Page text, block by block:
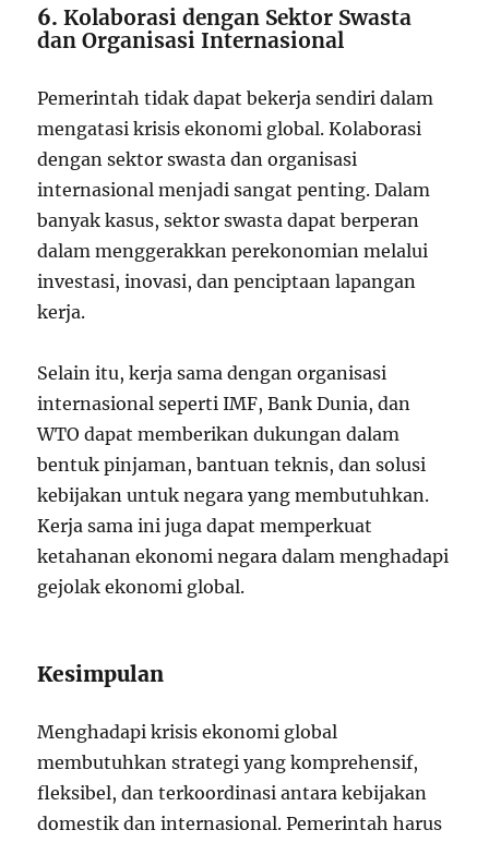
6.Kolaborasi dengan Sektor Swasta
dan Organisasi Internasional
Pemerintah tidak dapat bekerja sendiri dalam
mengatasi krisis ekonomi global. Kolaborasi
dengan sektor swasta dan organisasi
internasional menjadi sangat penting. Dalam
banyak kasus, sektor swasta dapat berperan
dalam menggerakkan perekonomian melalui
investasi, inovasi, dan penciptaan lapangan
kerja.
Selain itu, kerja sama dengan organisasi
internasional seperti IMF, Bank Dunia, dan
WTO dapat memberikan dukungan dalam
bentuk pinjaman, bantuan teknis, dan solusi
kebijakan untuk negara yang membutuhkan.
Kerja sama ini juga dapat memperkuat
ketahanan ekonomi negara dalam menghadapi
gejolak ekonomi global.
Kesimpulan
Menghadapi krisis ekonomi global
membutuhkan strategi yang komprehensif,
fleksibel, dan terkoordinasi antara kebijakan
domestik dan internasional. Pemerintah harus